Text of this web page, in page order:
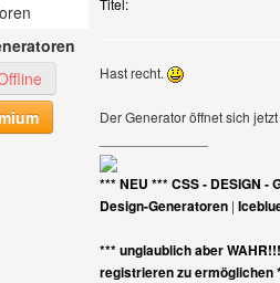
Benutzer-Profile anzeigen
Titel:
Hast recht.
Der Generator öffnet sich
*** NEU *** CSS - DESIGN -
Design-Generatoren |
*** unglaublich aber
registrieren zu ermöglichen